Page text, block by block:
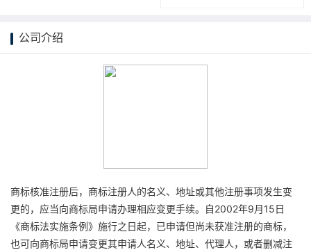
公司介绍
商标核准注册后，商标注册人的名义、地址或其他注册事项发生变
更的，应当向商标局申请办理相应变更手续。自2002年9月15日
《商标法实施条例》施行之日起，已申请但尚未获准注册的商标，
也可向商标局申请变更其申请人名义、地址、代理人，或者删减注